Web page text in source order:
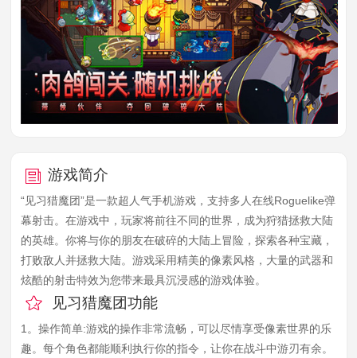
游戏简介
“见习猎魔团”是一款超人气手机游戏，支持多人在线Roguelike弹
幕射击。在游戏中，玩家将前往不同的世界，成为狩猎拯救大陆
的英雄。你将与你的朋友在破碎的大陆上冒险，探索各种宝藏，
打败敌人并拯救大陆。游戏采用精美的像素风格，大量的武器和
炫酷的射击特效为您带来最具沉浸感的游戏体验。
见习猎魔团功能
1。操作简单:游戏的操作非常流畅，可以尽情享受像素世界的乐
趣。每个角色都能顺利执行你的指令，让你在战斗中游刃有余。